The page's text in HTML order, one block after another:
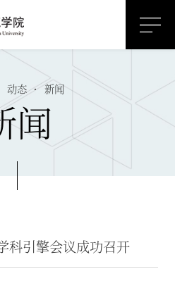
动态 · 新闻
闻
科引擎会议成功召开